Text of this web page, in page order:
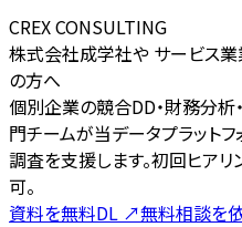
CREX CONSULTING
株式会社成学社や サービス
の方へ
個別企業の競合DD・財務分析
門チームが当データプラット
調査を支援します。初回ヒア
可。
資料を無料DL ↗無料相談を